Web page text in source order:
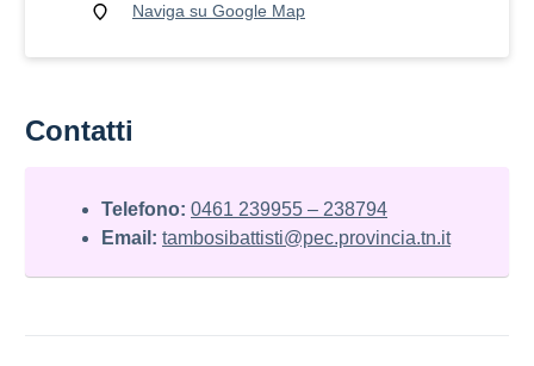
Naviga su Google Map
Contatti
Telefono: 0461 239955 – 238794
Email: tambosibattisti@pec.provincia.tn.it